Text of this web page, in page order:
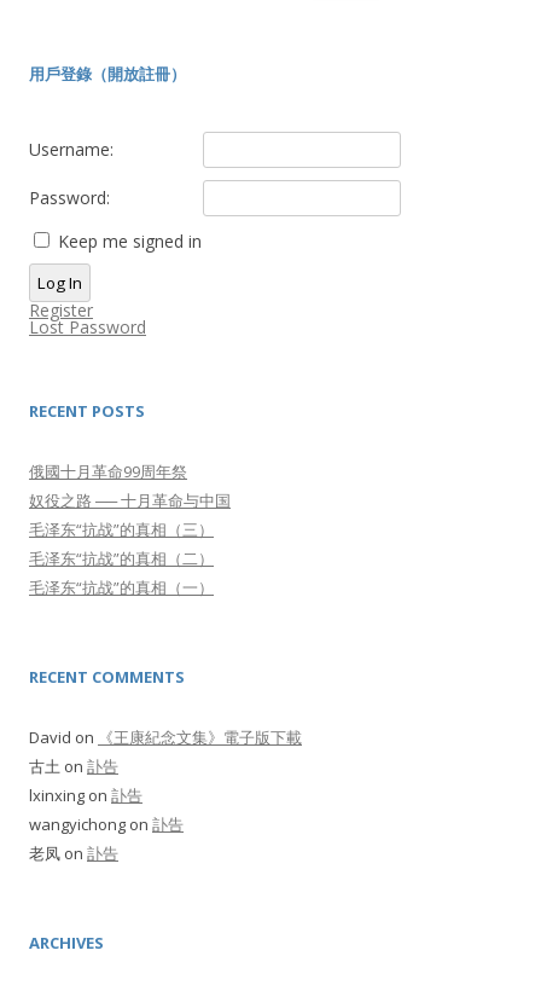
用戶登錄（開放註冊）
Username:
Password:
Keep me signed in
Log In
Register
Lost Password
RECENT POSTS
俄國十月革命99周年祭
奴役之路 ── 十月革命与中国
毛泽东“抗战”的真相（三）
毛泽东“抗战”的真相（二）
毛泽东“抗战”的真相（一）
RECENT COMMENTS
David on
《王康紀念文集》電子版下載
古土 on 訃告
lxinxing on 訃告
wangyichong on 訃告
老凤 on 訃告
ARCHIVES